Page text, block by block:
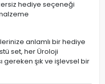
hediye seçeneği
anlamlı bir hediye
set, her Üroloji
gereken şık ve işlevsel bir